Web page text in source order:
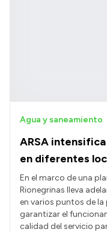
ARSA
en diferentes
Agua y saneamiento
En el marco de una
Rionegrinas lleva
en varios puntos de
garantizar el
calidad del servicio